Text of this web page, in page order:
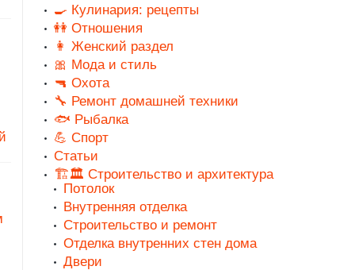
🍳 Кулинария: рецепты
👭 Отношения
👩 Женский раздел
🎀 Мода и стиль
🔫 Охота
🔧 Ремонт домашней техники
🐟 Рыбалка
💪 Спорт
Статьи
🏗️🏛️ Строительство и архитектура
Потолок
Внутренняя отделка
Строительство и ремонт
Отделка внутренних стен дома
Двери